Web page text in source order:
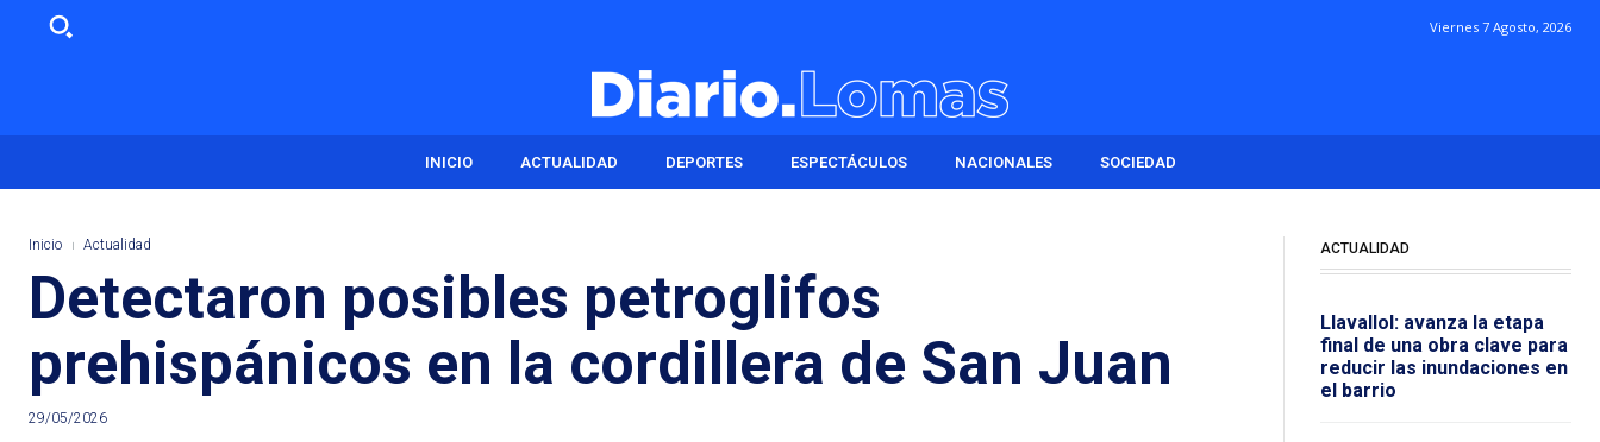
Viernes 7 Agosto, 2026
INICIO ACTUALIDAD DEPORTES ESPECTÁCULOS NACIONALES SOCIEDAD
Inicio Actualidad
Detectaron posibles petroglifos
prehispánicos en la cordillera de San Juan
29/05/2026
ACTUALIDAD
Llavallol: avanza la etapa
final de una obra clave para
reducir las inundaciones en
el barrio